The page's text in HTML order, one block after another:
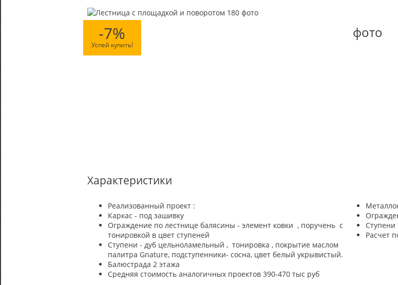
-7%
Успей купить!
фото
Характеристики
Реализованный проект :
Каркас - под зашивку
Ограждение по лестнице балясины - элемент ковки , поручень с
тонировкой в цвет ступеней
Ступени - дуб цельноламельный , тонировка , покрытие маслом
палитра Gnature, подступенники- сосна, цвет белый укрывистый.
Балюстрада 2 этажа
Средняя стоимость аналогичных проектов 390-470 тыс руб
Ступени
Расчет